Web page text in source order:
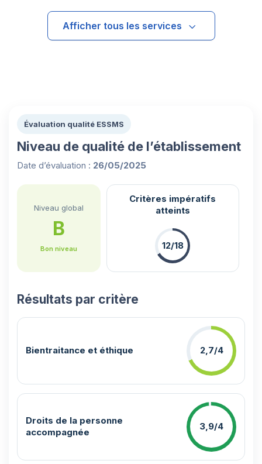
Afficher tous les services
Évaluation qualité ESSMS
Niveau de qualité de l’établissement
Date d’évaluation : 26/05/2025
Niveau global
B
Bon niveau
Critères impératifs
atteints
12/18
Résultats par critère
Bientraitance et éthique 2,7/4
Droits de la personne
accompagnée
3,9/4